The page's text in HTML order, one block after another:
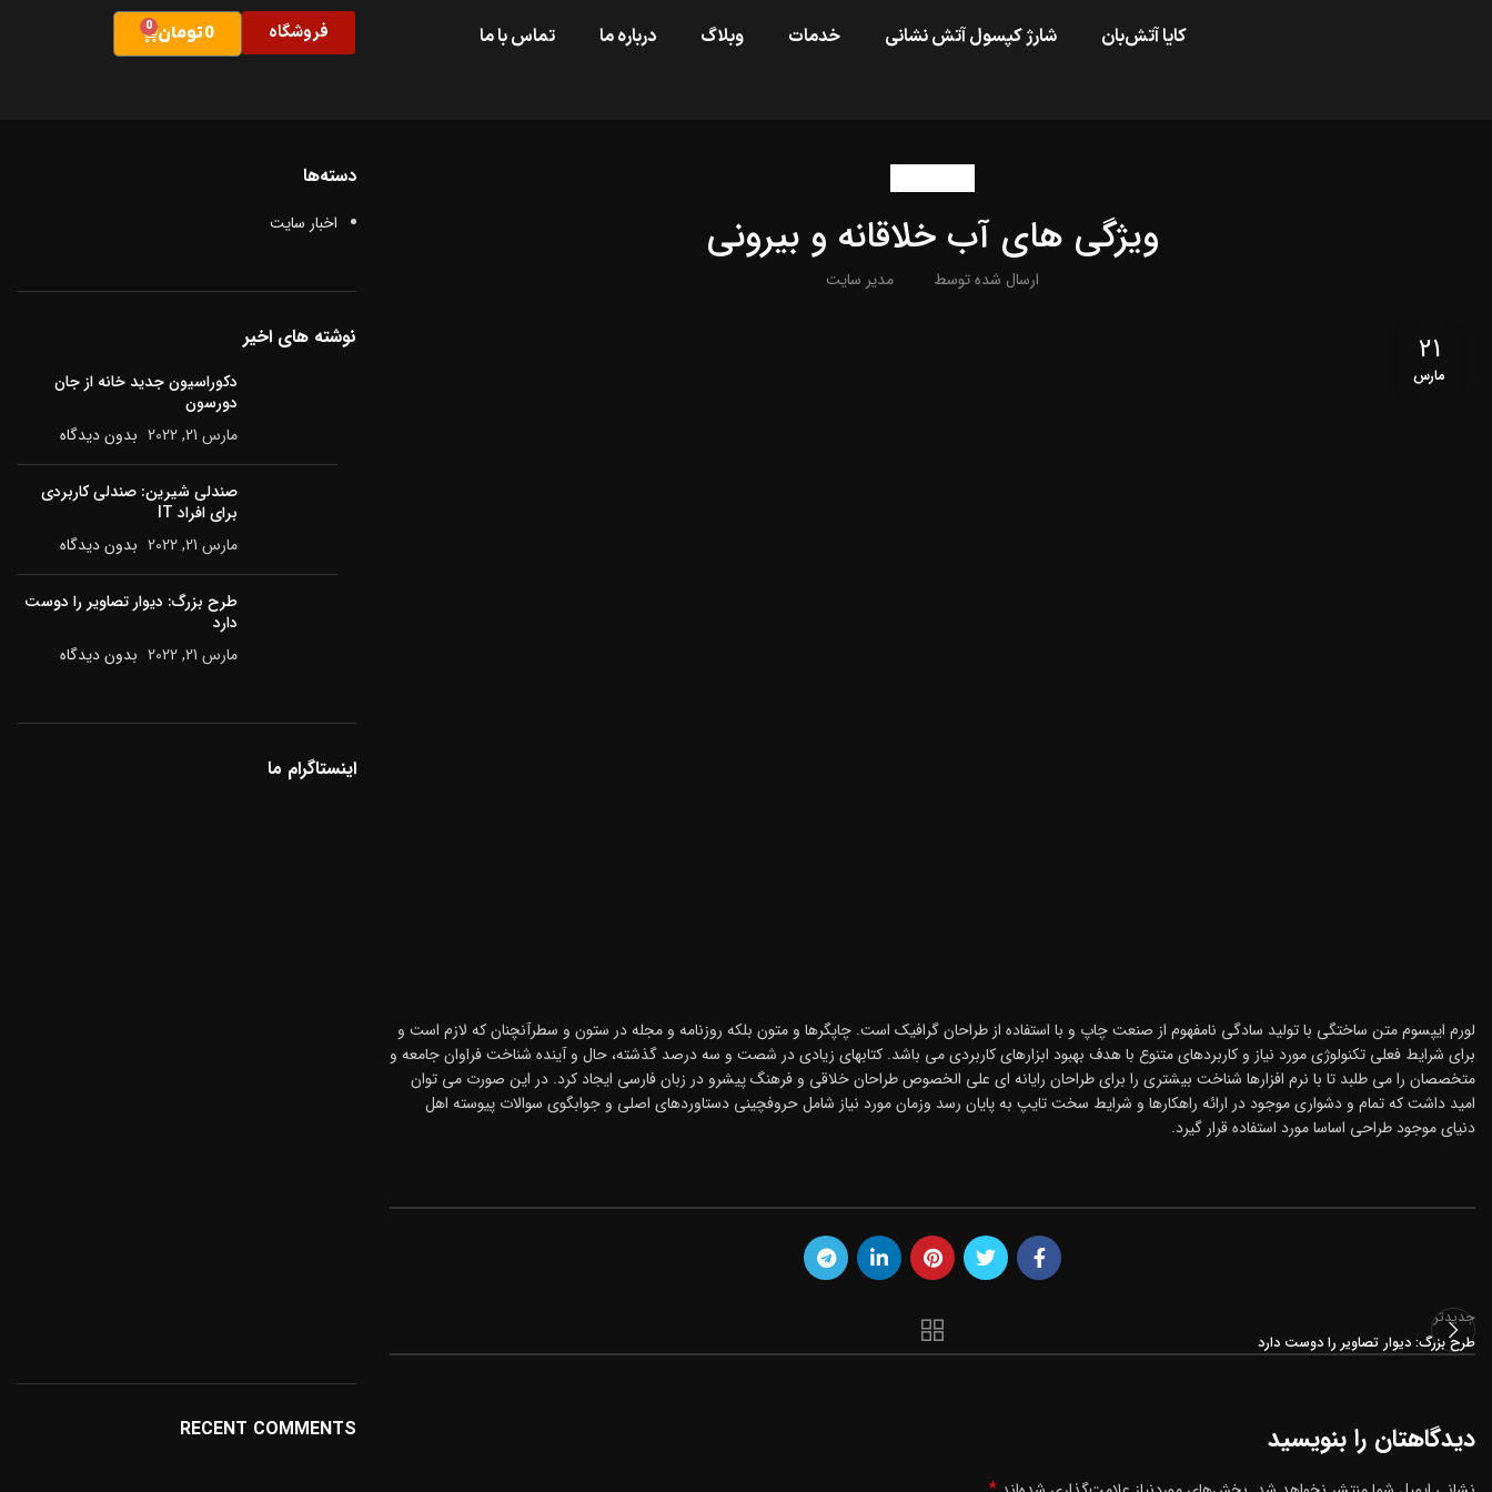
کایا آتش‌بان شارژ کپسول آتش نشانی خدمات وبلاگ درباره ما تماس با ما 0تومان 0 فروشگاه
ویژگی های آب خلاقانه و بیرونی
ارسال شده توسط مدیر سایت
21
مارس
لورم ایپسوم متن ساختگی با تولید سادگی نامفهوم از صنعت چاپ و با استفاده از طراحان گرافیک است. چاپگرها و متون بلکه روزنامه و مجله در ستون و سطرآنچنان که لازم است و
برای شرایط فعلی تکنولوژی مورد نیاز و کاربردهای متنوع با هدف بهبود ابزارهای کاربردی می باشد. کتابهای زیادی در شصت و سه درصد گذشته، حال و آینده شناخت فراوان جامعه و
متخصصان را می طلبد تا با نرم افزارها شناخت بیشتری را برای طراحان رایانه ای علی الخصوص طراحان خلاقی و فرهنگ پیشرو در زبان فارسی ایجاد کرد. در این صورت می توان
امید داشت که تمام و دشواری موجود در ارائه راهکارها و شرایط سخت تایپ به پایان رسد وزمان مورد نیاز شامل حروفچینی دستاوردهای اصلی و جوابگوی سوالات پیوسته اهل
دنیای موجود طراحی اساسا مورد استفاده قرار گیرد.
جدیدتر
طرح بزرگ: دیوار تصاویر را دوست دارد
دیدگاهتان را بنویسید
دسته‌ها
اخبار سایت
نوشته های اخیر
دکوراسیون جدید خانه از جان
دورسون
مارس 21, 2022
بدون دیدگاه
صندلی شیرین: صندلی کاربردی
برای افراد IT
مارس 21, 2022
بدون دیدگاه
طرح بزرگ: دیوار تصاویر را دوست
دارد
مارس 21, 2022
بدون دیدگاه
اینستاگرام ما
RECENT COMMENTS